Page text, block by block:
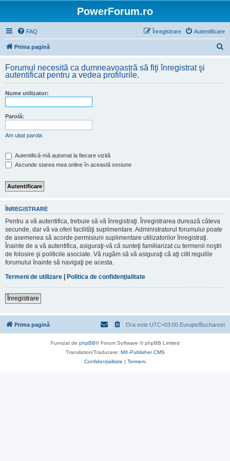
PowerForum.ro
FAQ Autentificare
Înregistrare
Prima pagină
t
Forumul necesită ca dumneavoastră să fiţi înregistrat şi
autentificat pentru a vedea profilurile.
Nume utilizator:
Parolă:
Am uitat parola
Autentifică-mă automat la fiecare vizită
Ascunde starea mea online în această sesiune
ÎNREGISTRARE
Pentru a vă autentifica, trebuie să vă înregistraţi. Înregistrarea durează câteva
secunde, dar vă va oferi facilităţi suplimentare. Administratorul forumului poate
de asemenea să acorde permisiuni suplimentare utilizatorilor înregistraţi.
Înainte de a vă autentifica, asiguraţi-vă că sunteţi familiarizat cu termenii noştri
de folosire şi politicile asociate. Vă rugăm să vă asiguraţi că aţi citit regulile
forumului înainte să navigaţi pe acesta.
Termeni de utilizare | Politica de confidenţialitate
Înregistrare
Prima pagină Ora este UTC+03:00 Europe/Bucharest
Furnizat de phpBB® Forum Software © phpBB Limited
Translation/Traducere: MX-Publisher CMS
Confidențialitate | Termeni